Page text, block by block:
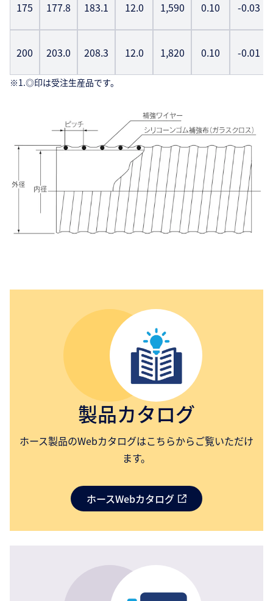
175 177.8 183.1 12.0 1,590 0.10 -0.03
200 203.0 208.3 12.0 1,820 0.10 -0.01
※1.◎印は受注生産品です。
製品カタログ
ホース製品のWebカタログはこちらからご覧いただけ
ます。
ホースWebカタログ